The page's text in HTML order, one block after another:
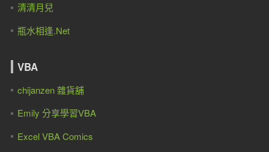
清清月兒
瓶水相逢.Net
VBA
chijanzen 雜貨舖
Emily 分享學習VBA
Excel VBA Comics